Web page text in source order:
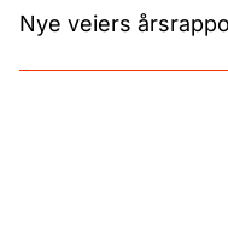
Nye veiers